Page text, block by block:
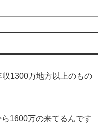
1300万地方以上のもの
1600万の来てるんです